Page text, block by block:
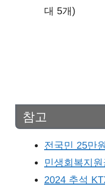
대 5개)
참고
전국민 25만
민생회복지
2024 추석